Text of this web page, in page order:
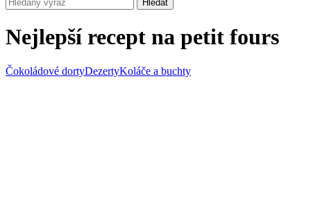
Hledat
Nejlepší recept na petit fours
Čokoládové dortyDezertyKoláče a buchty